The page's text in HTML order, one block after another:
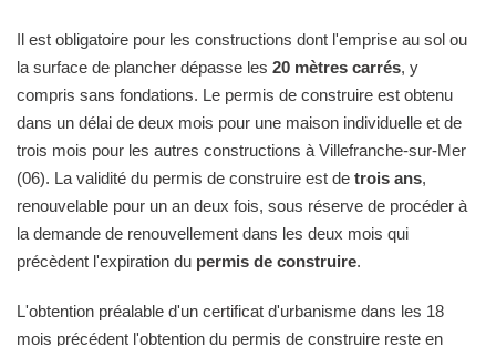
Il est obligatoire pour les constructions dont l'emprise au sol ou
la surface de plancher dépasse les 20 mètres carrés, y
compris sans fondations. Le permis de construire est obtenu
dans un délai de deux mois pour une maison individuelle et de
trois mois pour les autres constructions à Villefranche-sur-Mer
(06). La validité du permis de construire est de trois ans,
renouvelable pour un an deux fois, sous réserve de procéder à
la demande de renouvellement dans les deux mois qui
précèdent l'expiration du permis de construire.
L'obtention préalable d'un certificat d'urbanisme dans les 18
mois précédent l'obtention du permis de construire reste en